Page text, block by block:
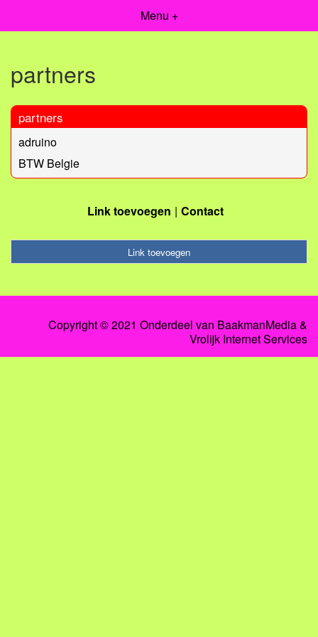
Menu +
partners
partners
adruino
BTW Belgie
Link toevoegen Contact
Link toevoegen
Copyright © 2021 Onderdeel van BaakmanMedia&
Vrolijk Internet Services